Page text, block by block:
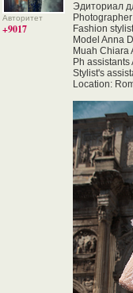
Авторитет
+9017
Эдиториал
Fashion
Model Anna
Muah Chiara
Ph
Stylist's
Location: